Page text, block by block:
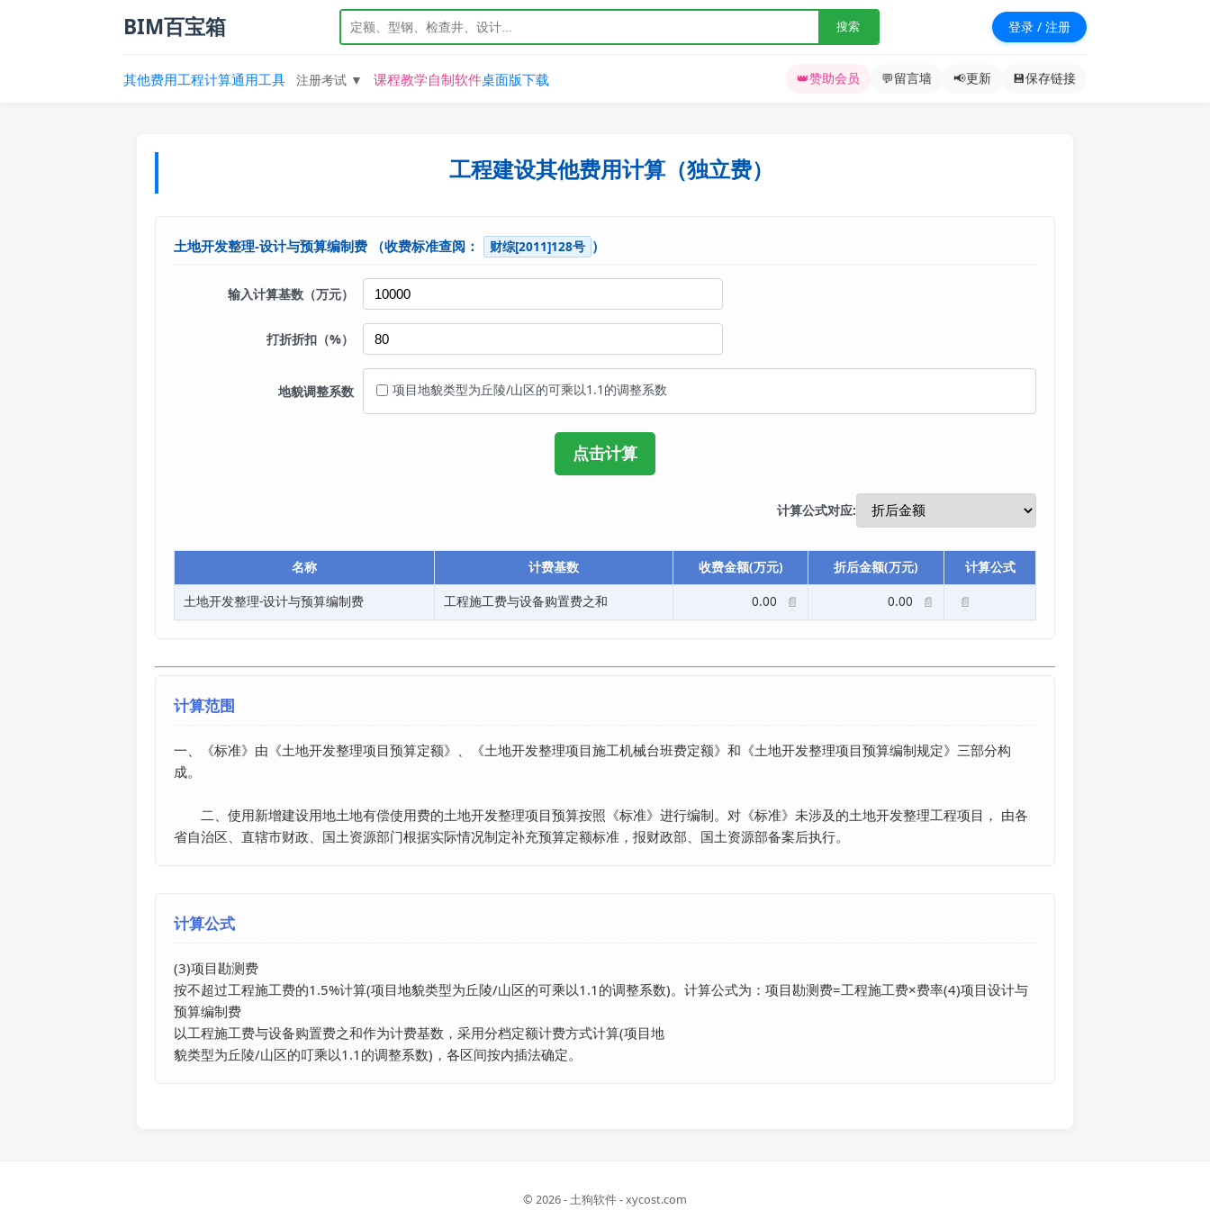
BIM百宝箱 搜索 登录 / 注册
其他费用工程计算通用工具 注册考试 ▼ 课程教学自制软件桌面版下载 👑赞助会员 💬留言墙 📢更新 💾保存链接
工程建设其他费用计算（独立费）
土地开发整理-设计与预算编制费 （收费标准查阅： 财综[2011]128号 ）
输入计算基数（万元）
打折折扣（%）
地貌调整系数 项目地貌类型为丘陵/山区的可乘以1.1的调整系数
计算公式对应:
名称 计费基数 收费金额(万元) 折后金额(万元) 计算公式
土地开发整理-设计与预算编制费 工程施工费与设备购置费之和 0.00 📄 0.00 📄 📄
计算范围
一、《标准》由《土地开发整理项目预算定额》、《土地开发整理项目施工机械台班费定额》和《土地开发整理项目预算编制规定》三部分构
成。
二、使用新增建设用地土地有偿使用费的土地开发整理项目预算按照《标准》进行编制。对《标准》未涉及的土地开发整理工程项目， 由各
省自治区、直辖市财政、国土资源部门根据实际情况制定补充预算定额标准，报财政部、国土资源部备案后执行。
计算公式
(3)项目勘测费
按不超过工程施工费的1.5%计算(项目地貌类型为丘陵/山区的可乘以1.1的调整系数)。计算公式为：项目勘测费=工程施工费×费率(4)项目设计与
预算编制费
以工程施工费与设备购置费之和作为计费基数，采用分档定额计费方式计算(项目地
貌类型为丘陵/山区的叮乘以1.1的调整系数)，各区间按内插法确定。
© 2026 - 土狗软件 - xycost.com